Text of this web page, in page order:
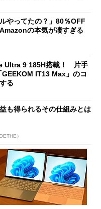
やってたの？」80％OFF
の本気が凄すぎる
Ultra 9 185H搭載！ 片手
IT13 Max」のコ
る
も得られるその仕組みとは
）